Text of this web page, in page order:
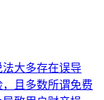
大多存在误导
且多数所谓免费